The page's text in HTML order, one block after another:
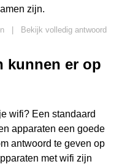
zijn.
Bekijk volledig antwoord
kunnen er op
wifi? Een standaard
apparaten een goede
antwoord te geven op
met wifi zijn